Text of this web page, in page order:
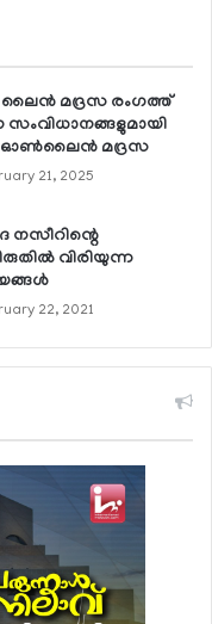
മദ്രസ രംഗത്ത്
ഓണ്‍ലൈന്‍ മദ്രസ
21, 2025
നസീറിന്റെ
വിരിയുന്ന
22, 2021